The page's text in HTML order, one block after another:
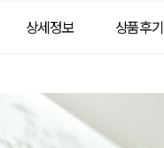
상세정보 상품후기